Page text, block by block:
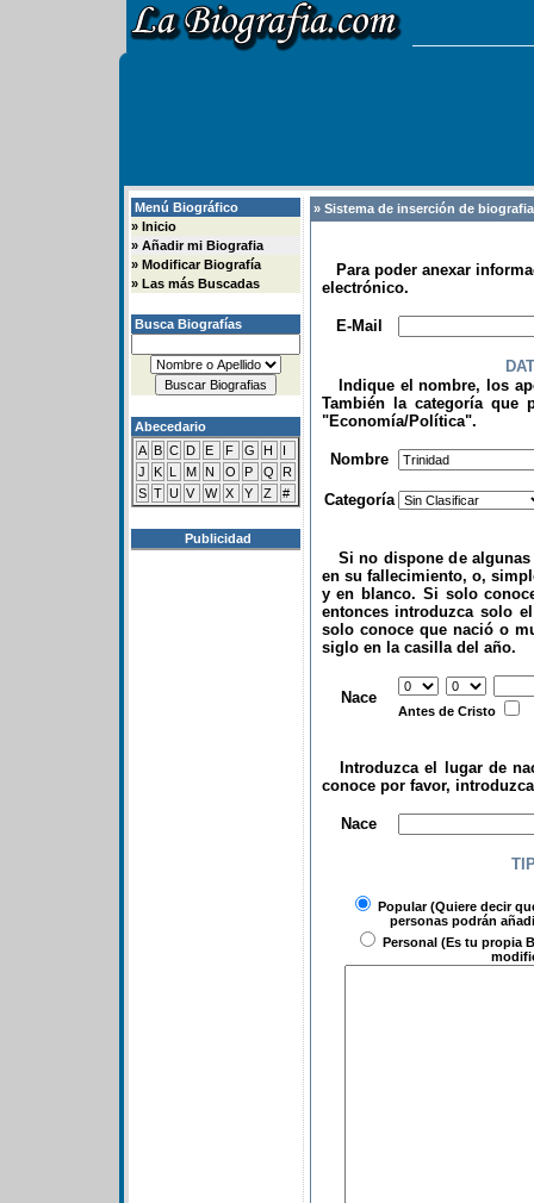
Menú Biográfico
» Inicio
» Añadir mi Biografia
» Modificar Biografía
» Las más Buscadas
Busca Biografías
Abecedario
A B C D E F G H
I
J
K L M N O P Q
R
S T U V W X Y Z #
Publicidad
» Sistema de inserción de
Para poder anexar
electrónico.
E-Mail
Indique el nombre, los
También la categoría que
"Economía/Política".
Nombre
Categoría
Si no dispone de algunas
en su fallecimiento, o,
y en blanco. Si solo
entonces introduzca solo
solo conoce que nació o
siglo en la casilla del año.
Nace
Antes de Cristo
Introduzca el lugar de
conoce por favor,
Nace
Popular(Quiere decir
personas podrán
Personal (Es tu propia